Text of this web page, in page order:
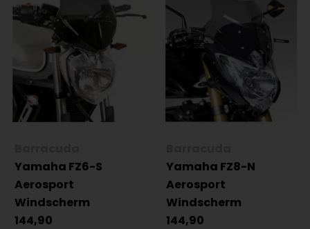
Yamaha FZ6-S
Aerosport
Windscherm
144,90
Yamaha FZ8-N
Aerosport
Windscherm
144,90